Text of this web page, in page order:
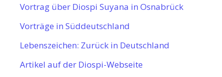
Vortrag über Diospi Suyana in Osnabrück
Vorträge in Süddeutschland
Lebenszeichen: Zurück in Deutschland
Artikel auf der Diospi-Webseite